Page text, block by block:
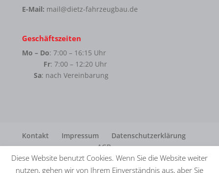
E-Mail: mail@dietz-fahrzeugbau.de
Geschäftszeiten
Mo – Do: 7:00 – 16:15 Uhr
Fr: 7:00 – 12:20 Uhr
Sa: nach Vereinbarung
Kontakt Impressum
Datenschutzerklärung
AGB
Diese Website benutzt Cookies. Wenn Sie die Website weiter
nutzen, gehen wir von Ihrem Einverständnis aus, aber Sie